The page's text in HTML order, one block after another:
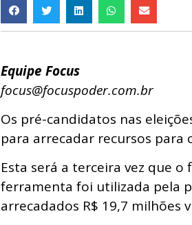
Equipe Focus
focus@focuspoder.com.br
Os pré-candidatos nas
para arrecadar recursos
Esta será a terceira vez que
ferramenta foi utilizada pela
arrecadados R$ 19,7 milhões